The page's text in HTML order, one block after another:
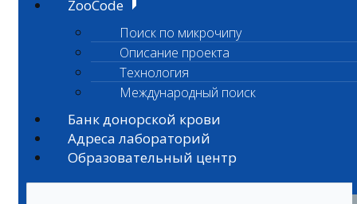
ZooCode
Поиск по микрочипу
Описание проекта
Технология
Международный поиск
Банк донорской крови
Адреса лабораторий
Образовательный центр